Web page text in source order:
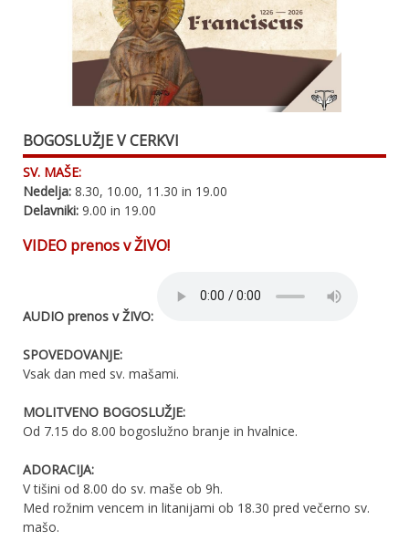
BOGOSLUŽJE V CERKVI
SV. MAŠE:
Nedelja: 8.30, 10.00, 11.30 in 19.00
Delavniki: 9.00 in 19.00
VIDEO prenos v ŽIVO!
AUDIO prenos v ŽIVO:
SPOVEDOVANJE:
Vsak dan med sv. mašami.
MOLITVENO BOGOSLUŽJE:
Od 7.15 do 8.00 bogoslužno branje in hvalnice.
ADORACIJA:
V tišini od 8.00 do sv. maše ob 9h.
Med rožnim vencem in litanijami ob 18.30 pred večerno sv.
mašo.